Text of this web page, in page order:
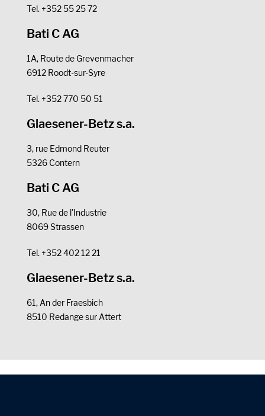
Tel. +352 55 25 72
Bati C AG
1A, Route de Grevenmacher
6912 Roodt-sur-Syre
Tel. +352 770 50 51
Glaesener-Betz s.a.
3, rue Edmond Reuter
5326 Contern
Bati C AG
30, Rue de l'Industrie
8069 Strassen
Tel. +352 402 12 21
Glaesener-Betz s.a.
61, An der Fraesbich
8510 Redange sur Attert